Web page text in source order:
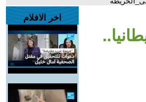
اخر الافلام